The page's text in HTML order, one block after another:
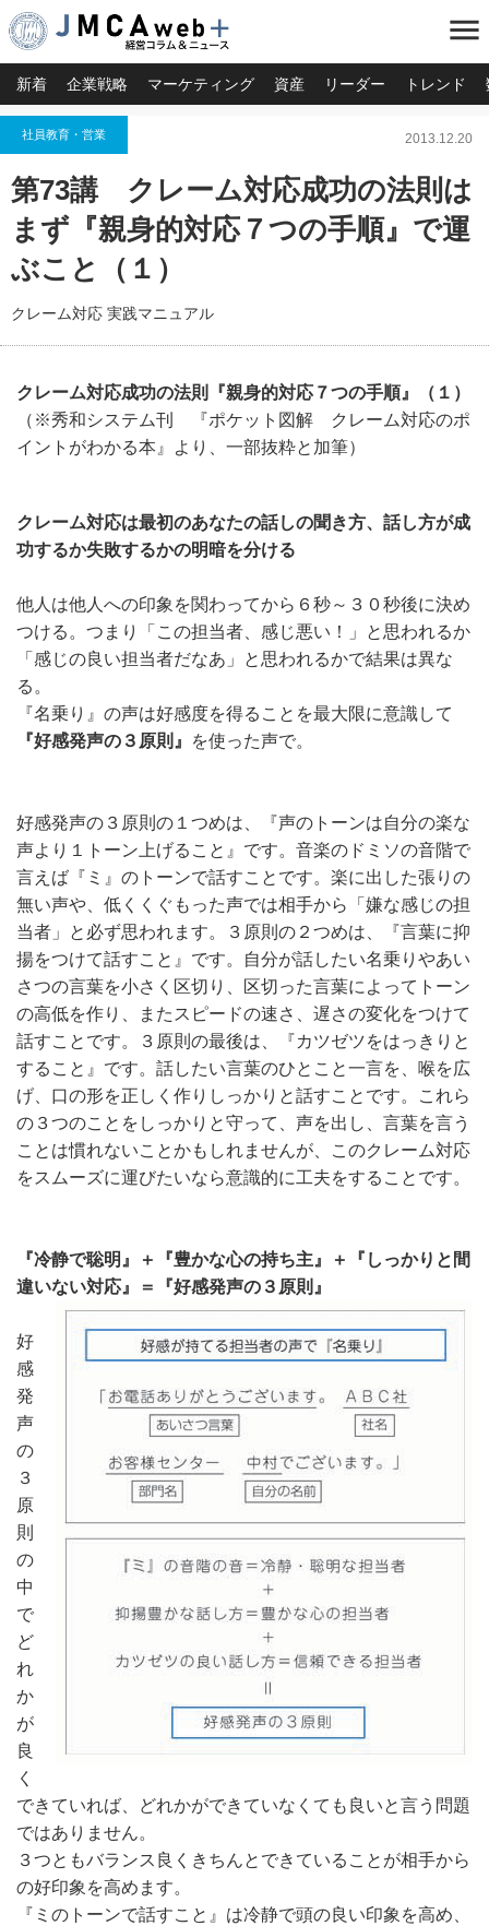
menu
新着 企業戦略 マーケティング 資産 リーダー トレンド
社員教育・営業 2013.12.20
第73講 クレーム対応成功の法則は
まず『親身的対応７つの手順』で運
ぶこと（１）
クレーム対応 実践マニュアル
クレーム対応成功の法則『親身的対応７つの手順』（１）
（※秀和システム刊 『ポケット図解 クレーム対応のポ
イントがわかる本』より、一部抜粋と加筆）
クレーム対応は最初のあなたの話しの聞き方、話し方が成
功するか失敗するかの明暗を分ける
他人は他人への印象を関わってから６秒～３０秒後に決め
つける。つまり「この担当者、感じ悪い！」と思われるか
「感じの良い担当者だなあ」と思われるかで結果は異な
る。
『名乗り』の声は好感度を得ることを最大限に意識して
『好感発声の３原則』
を使った声で。
好感発声の３原則の１つめは、『声のトーンは自分の楽な
声より１トーン上げること』です。音楽のドミソの音階で
言えば『ミ』のトーンで話すことです。楽に出した張りの
無い声や、低くくぐもった声では相手から「嫌な感じの担
当者」と必ず思われます。３原則の２つめは、『言葉に抑
揚をつけて話すこと』です。自分が話したい名乗りやあい
さつの言葉を小さく区切り、区切った言葉によってトーン
の高低を作り、またスピードの速さ、遅さの変化をつけて
話すことです。３原則の最後は、『カツゼツをはっきりと
すること』です。話したい言葉のひとこと一言を、喉を広
げ、口の形を正しく作りしっかりと話すことです。これら
の３つのことをしっかりと守って、声を出し、言葉を言う
ことは慣れないことかもしれませんが、このクレーム対応
をスムーズに運びたいなら意識的に工夫をすることです。
『冷静で聡明』＋『豊かな心の持ち主』＋『しっかりと間
違いない対応』＝『好感発声の３原則』
好
感
発
声
の
３
原
則
の
中
で
ど
れ
か
が
良
く
できていれば、どれかができていなくても良いと言う問題
ではありません。
３つともバランス良くきちんとできていることが相手から
の好印象を高めます。
『ミのトーンで話すこと』は冷静で頭の良い印象を高め、